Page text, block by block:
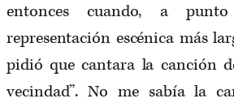
entonces cuando, a
representación escénica más
pidió que cantara la canción
vecindad”. No me sabía la